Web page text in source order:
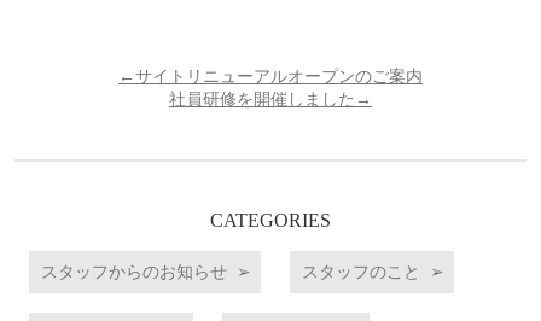
←サイトリニューアルオープンのご案内
社員研修を開催しました→
CATEGORIES
スタッフからのお知らせ スタッフのこと